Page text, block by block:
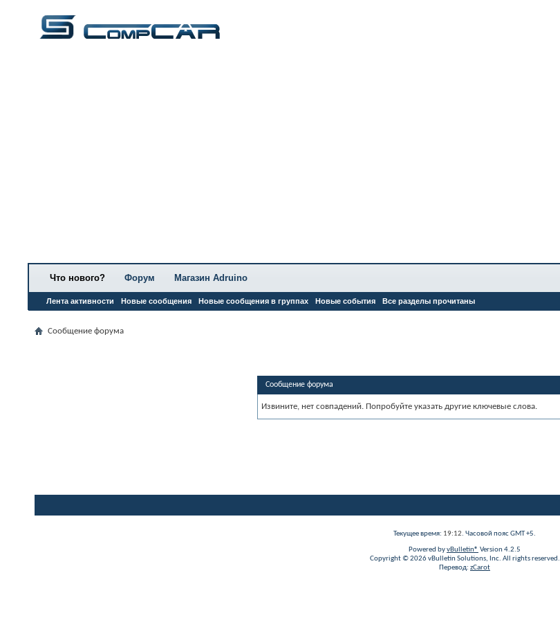
Что нового?
Лента активности Новые сообщения Новые сообщения в группах Новые события Все разделы прочитаны
Форум Магазин Adruino
Сообщение форума
Сообщение форума
Извините, нет совпадений. Попробуйте указать другие ключевые слова.
Текущее время: 19:12. Часовой пояс GMT +5.
Powered byvBulletin® Version 4.2.5
Copyright © 2026 vBulletin Solutions, Inc. All rights reserved.
Перевод: zCarot